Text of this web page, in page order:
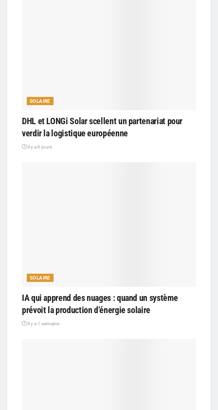
SOLAIRE
DHL et LONGi Solar scellent un partenariat pour
verdir la logistique européenne
il y a 6 jours
SOLAIRE
IA qui apprend des nuages : quand un système
prévoit la production d’énergie solaire
il y a 1 semaine